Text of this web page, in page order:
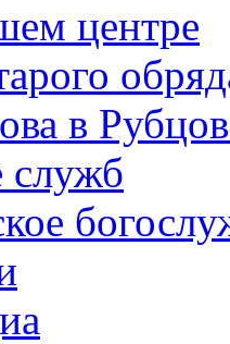
центре
в
служб